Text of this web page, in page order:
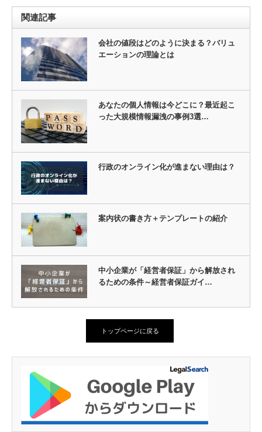
関連記事
会社の値段はどのように決まる？バリュ
エーションの理論とは
あなたの個人情報は今どこに？最近起こ
った大規模情報漏洩の事例3選…
行政のオンライン化が進まない理由は？
案内状の書き方＋テンプレートの紹介
中小企業が「経営者保証」から解放され
るための条件～経営者保証ガイ…
トップページに戻る